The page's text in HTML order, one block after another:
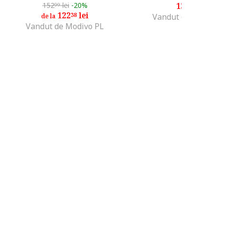
15299lei -20%
de la 12238 lei
Vandut de Modivo PL
134
Vandut de Modivo PL